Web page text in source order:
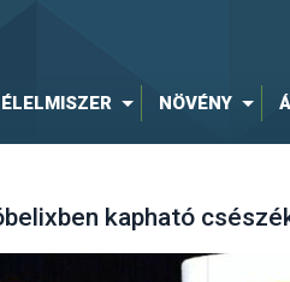
ÉLELMISZER NÖVÉNY
kapható